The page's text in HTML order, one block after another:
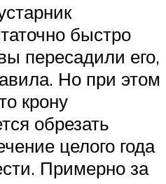
быстро
пересадили его,
Но при этом
крону
обрезать
целого года
Примерно за